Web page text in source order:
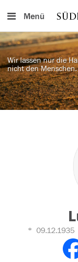
Menü
Wir lassen nur die
nicht den Menschen.
09.12.1935